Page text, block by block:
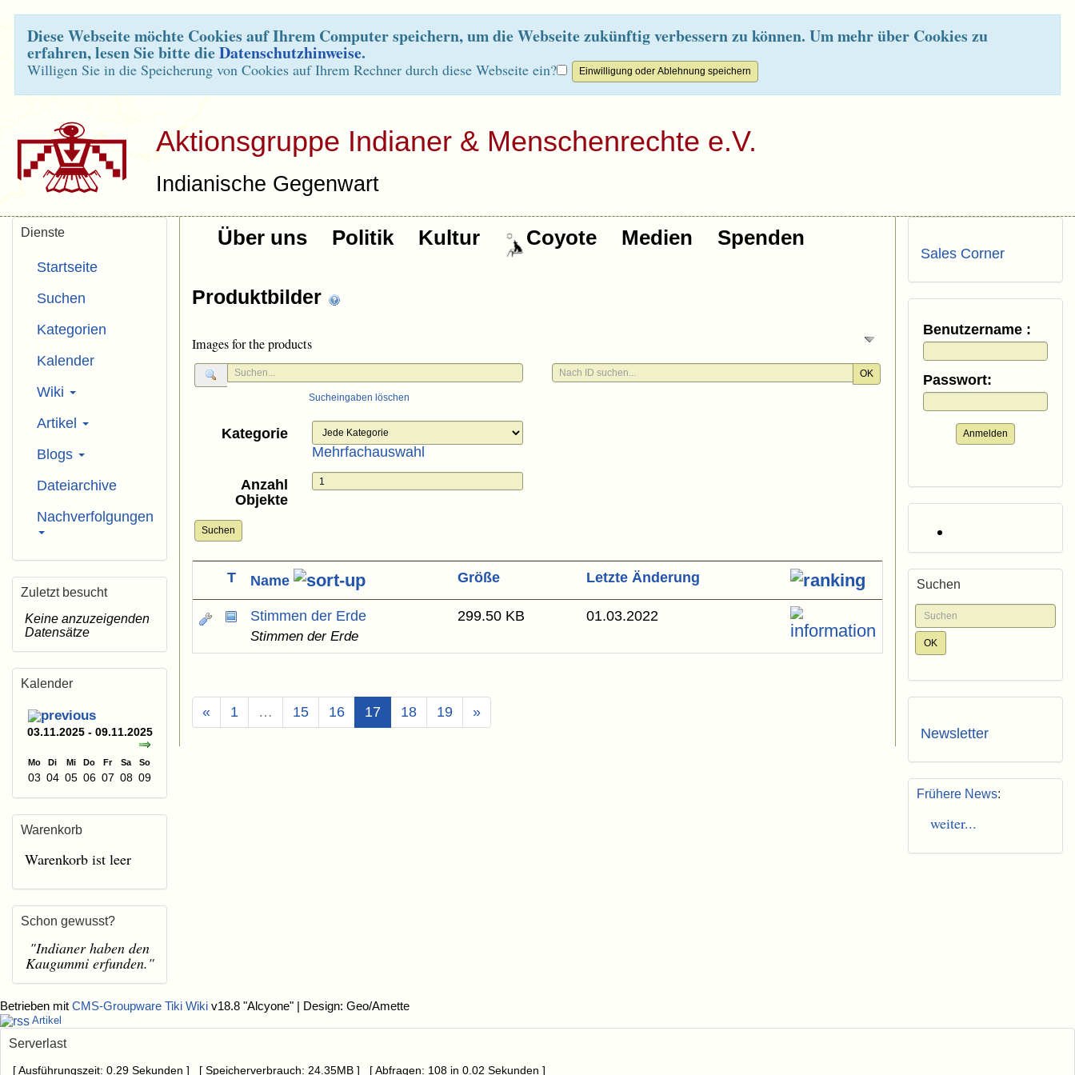
Diese Webseite möchte Cookies auf Ihrem Computer speichern, um die Webseite zukünftig verbessern zu können. Um mehr über Cookies zu
erfahren, lesen Sie bitte dieDatenschutzhinweise.
Willigen Sie in die Speicherung von Cookies auf Ihrem Rechner durch diese Webseite ein?
Aktionsgruppe Indianer & Menschenrechte e.V.
Indianische Gegenwart
Über uns Politik Kultur Coyote Medien Spenden
Produktbilder
Images for the products
Sucheingaben löschen
Kategorie
Mehrfachauswahl
Anzahl
Objekte
Suchen
OK
T Name Größe Letzte Änderung
Stimmen der Erde
Stimmen der Erde
299.50 KB 01.03.2022
« 1 … 15 16 17(Aktuell)
18 19 »
Dienste
Startseite
Suchen
Kategorien
Kalender
Wiki
Artikel
Blogs
Dateiarchive
Nachverfolgungen
Zuletzt besucht
Keine anzuzeigenden
Datensätze
Kalender
03.11.2025 - 09.11.2025
Mo Di Mi Do Fr Sa So
03 04 05 06 07 08 09
Warenkorb
Warenkorb ist leer
Schon gewusst?
"Indianer haben den
Kaugummi erfunden."
Sales Corner
Benutzername :
Passwort:
Anmelden
Suchen
Newsletter
Frühere News:
weiter...
Betrieben mit CMS-Groupware Tiki Wiki v18.8 "Alcyone" | Design: Geo/Amette
Artikel
Serverlast
[ Ausführungszeit: 0.29 Sekunden ] [ Speicherverbrauch: 24.35MB ] [ Abfragen: 108 in 0.02 Sekunden ]